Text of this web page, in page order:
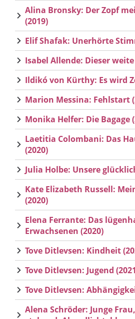
Alina Bronsky: Der Zopf
(2019)
Elif Shafak: Unerhörte
Isabel Allende: Dieser weite
Ildikó von Kürthy: Es wird
Marion Messina: Fehlstart
Monika Helfer: Die Bagage
Laetitia Colombani: Das
(2020)
Julia Holbe: Unsere
Kate Elizabeth Russell:
(2020)
Elena Ferrante: Das
Erwachsenen (2020)
Tove Ditlevsen: Kindheit
Tove Ditlevsen: Jugend
Tove Ditlevsen:
Alena Schröder: Junge